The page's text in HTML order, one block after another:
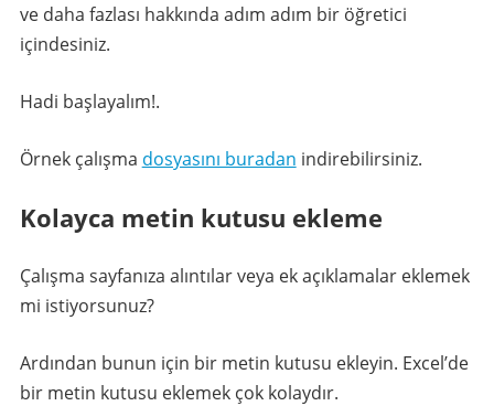
ve daha fazlası hakkında adım adım bir öğretici
içindesiniz.
Hadi başlayalım!.
Örnek çalışma dosyasını buradan indirebilirsiniz.
Kolayca metin kutusu ekleme
Çalışma sayfanıza alıntılar veya ek açıklamalar eklemek
mi istiyorsunuz?
Ardından bunun için bir metin kutusu ekleyin. Excel’de
bir metin kutusu eklemek çok kolaydır.